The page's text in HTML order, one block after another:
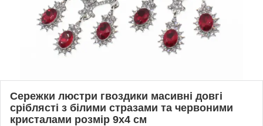
Сережки люстри гвоздики масивні довгі
сріблясті з білими стразами та червоними
кристалами розмір 9х4 см